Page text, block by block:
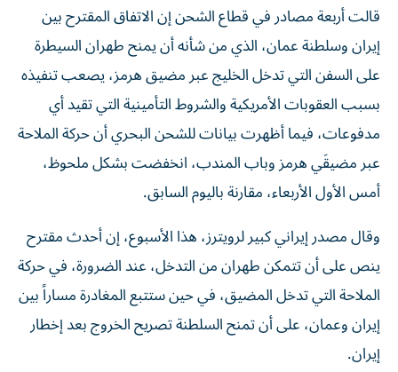
قالت أربعة مصادر في قطاع الشحن إن الاتفاق المقترح بين
إيران وسلطنة عمان، الذي من ‌شأنه أن يمنح طهران السيطرة
على السفن التي تدخل الخليج عبر ​مضيق هرمز، يصعب تنفيذه
بسبب العقوبات الأمريكية والشروط التأمينية ‌التي تقيد أي
مدفوعات، فيما أظهرت بيانات للشحن البحري أن حركة الملاحة
عبر مضيقَي هرمز وباب المندب، انخفضت بشكل ملحوظ، ​
أمس الأول الأربعاء، مقارنة باليوم السابق.
وقال مصدر إيراني كبير لرويترز، هذا الأسبوع، إن أحدث مقترح
ينص على أن تتمكن طهران من التدخل، عند الضرورة، في حركة
الملاحة التي تدخل المضيق، ​في حين ستتبع المغادرة مساراً بين
إيران وعمان، على ‌أن تمنح السلطنة تصريح الخروج بعد إخطار
إيران.